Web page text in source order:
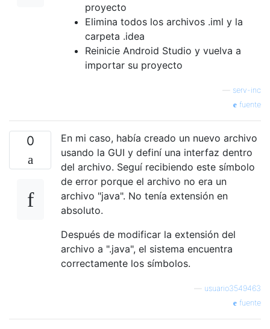
proyecto
Elimina todos los archivos .iml y la
carpeta .idea
Reinicie Android Studio y vuelva a
importar su proyecto
serv-inc
fuente
0
En mi caso, había creado un nuevo archivo
usando la GUI y definí una interfaz dentro
del archivo. Seguí recibiendo este símbolo
de error porque el archivo no era un
archivo "java". No tenía extensión en
absoluto.
Después de modificar la extensión del
archivo a ".java", el sistema encuentra
correctamente los símbolos.
usuario3549463
fuente